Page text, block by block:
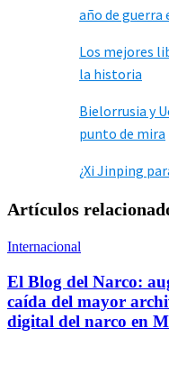
año de guerra
Los mejores
la historia
Bielorrusia y
punto de mira
¿Xi Jinping
Artículos
Internacional
El Blog del Narco:
caída del mayor
digital del narco en